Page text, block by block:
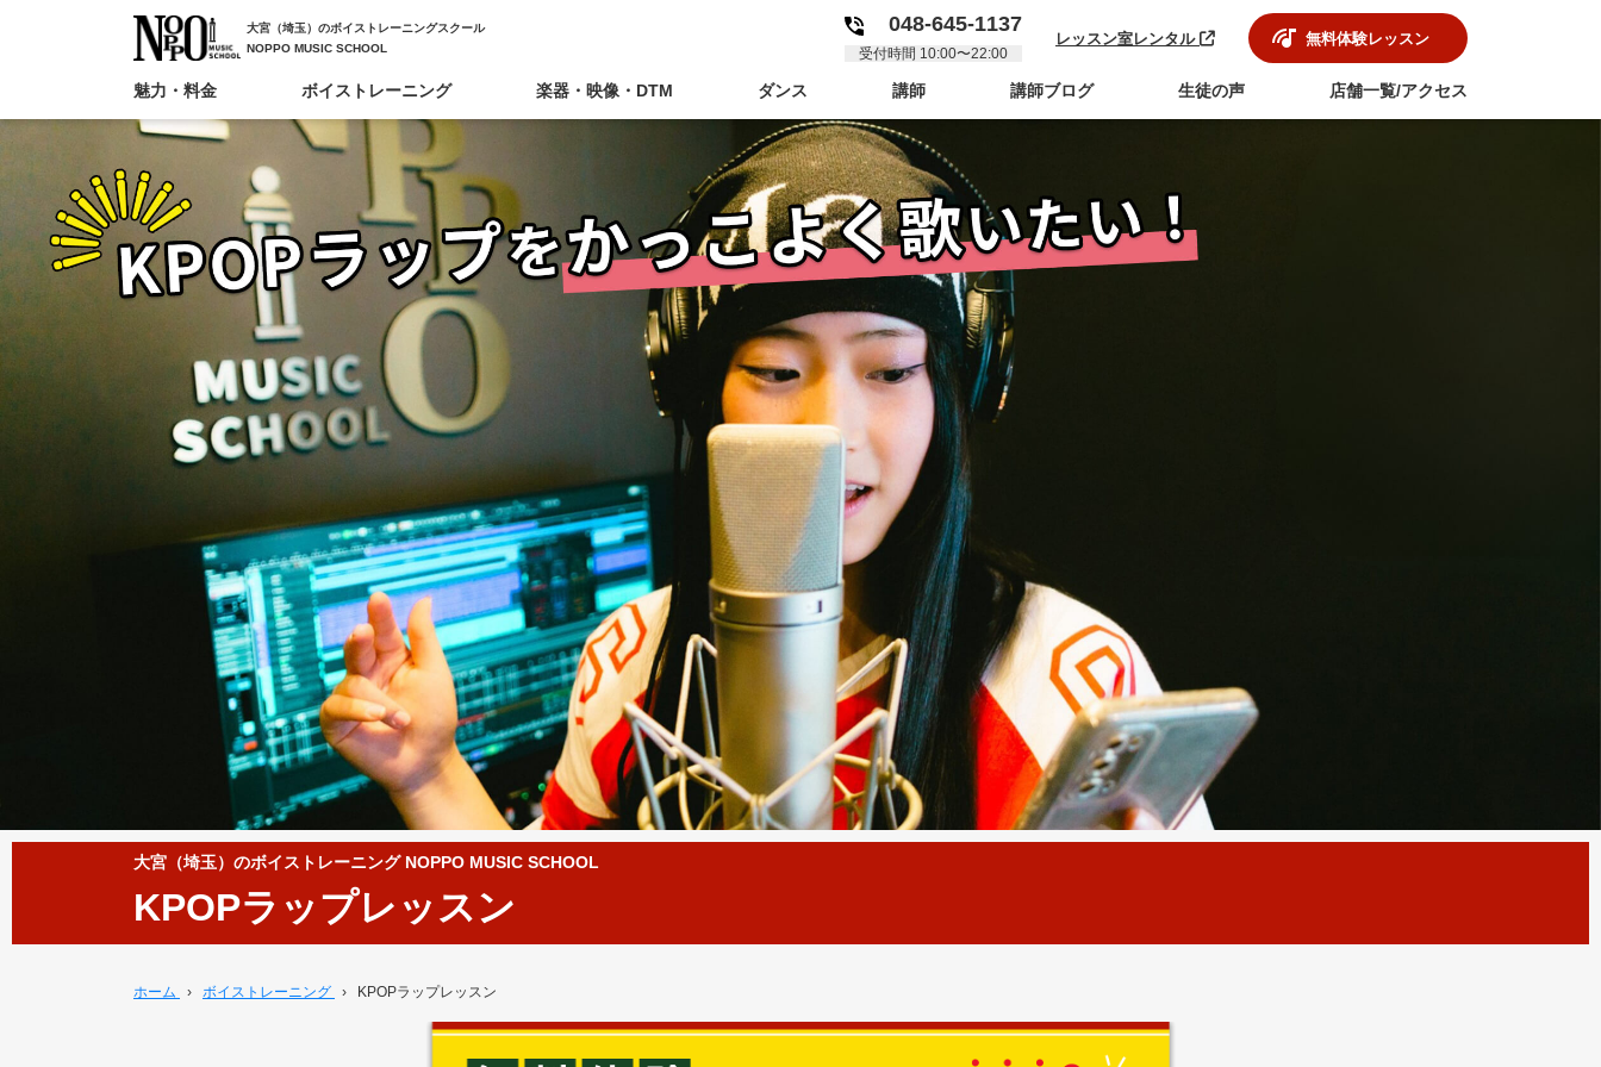
大宮（埼玉）のボイストレーニングスクール
NOPPO MUSIC SCHOOL
048-645-1137
受付時間 10:00〜22:00
レッスン室レンタル 無料体験レッスン
魅力・料金 ボイストレーニング 楽器・映像・DTM ダンス 講師 講師ブログ 生徒の声 店舗一覧/アクセス
大宮（埼玉）のボイストレーニング NOPPO MUSIC SCHOOL
KPOPラップレッスン
ホーム › ボイストレーニング › KPOPラップレッスン